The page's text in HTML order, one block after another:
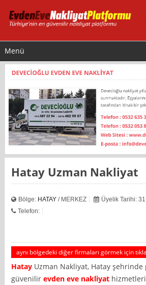
Menü
Hatay Uzman Nakliyat
Bölge: HATAY / MERKEZ
Üyelik Tarihi: 31
Telefon:
aynı bölgedeki diğer firmaları görmek için
Hatay Uzman Nakliyat, Hatay şehrinde
güvenilirevden eve nakliyat